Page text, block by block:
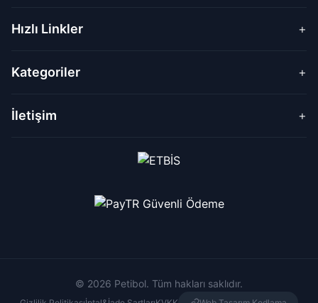
Hızlı Linkler +
Kategoriler +
İletişim +
© 2026 Petibol. Tüm hakları saklıdır.